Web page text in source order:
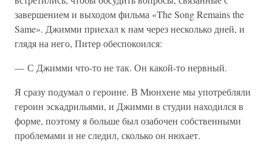
завершением и выходом фильма «The Song Remains the
Same». Джимми приехал к нам через несколько дней, и
глядя на него, Питер обеспокоился:
— С Джимми что-то не так. Он какой-то нервный.
Я сразу подумал о героине. В Мюнхене мы употребляли
героин эскадрильями, и Джимми в студии находился в
форме, поэтому я больше был озабочен собственными
проблемами и не следил, сколько он нюхает.